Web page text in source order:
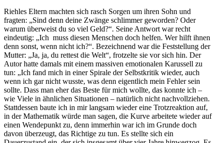
Riehles Eltern machten sich rasch Sorgen um ihren Sohn und
fragten: „Sind denn deine Zwänge schlimmer geworden? Oder
warum überweist du so viel Geld?“. Seine Antwort war recht
eindeutig: „Ich muss diesen Menschen doch helfen. Wer hilft ihnen
denn sonst, wenn nicht ich?“. Bezeichnend war die Feststellung der
Mutter: „Ja, ja, du rettest die Welt“, frotzelte sie vor sich hin. Der
Autor hatte damals mit einem massiven emotionalen Karussell zu
tun: „Ich fand mich in einer Spirale der Selbstkritik wieder, auch
wenn ich gar nicht wusste, was denn eigentlich mein Fehler sein
sollte. Dass man eher das Beste für mich wollte, das konnte ich –
wie Viele in ähnlichen Situationen – natürlich nicht nachvollziehen.
Stattdessen baute ich in mir langsam wieder eine Trotzreaktion auf,
in der Mathematik würde man sagen, die Kurve arbeitete wieder auf
einen Wendepunkt zu, denn immerhin war ich im Grunde doch
davon überzeugt, das Richtige zu tun. Es stellte sich ein